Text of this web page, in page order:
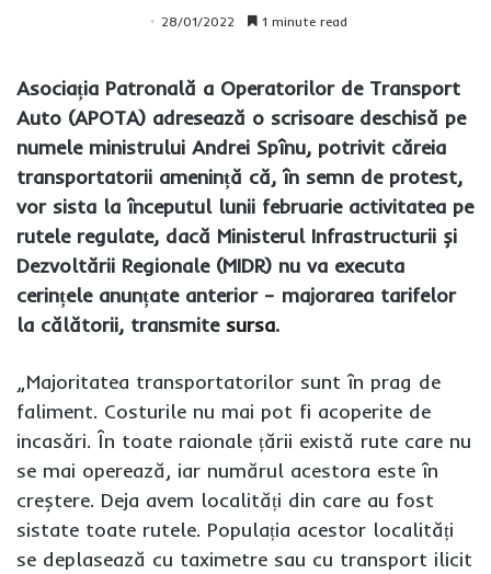
28/01/2022 1 minute read
Asociația Patronală a Operatorilor de Transport
Auto (APOTA) adresează o scrisoare deschisă pe
numele ministrului Andrei Spînu, potrivit căreia
transportatorii amenință că, în semn de protest,
vor sista la începutul lunii februarie activitatea pe
rutele regulate, dacă Ministerul Infrastructurii și
Dezvoltării Regionale (MIDR) nu va executa
cerințele anunțate anterior – majorarea tarifelor
la călătorii, transmite sursa.
„Majoritatea transportatorilor sunt în prag de
faliment. Costurile nu mai pot fi acoperite de
incasări. În toate raionale țării există rute care nu
se mai operează, iar numărul acestora este în
creștere. Deja avem localități din care au fost
sistate toate rutele. Populația acestor localități
se deplasează cu taximetre sau cu transport ilicit